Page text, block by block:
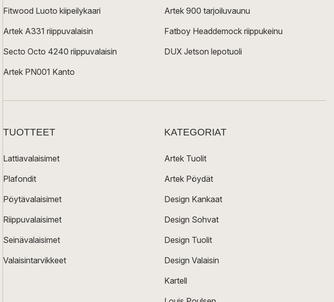
Fitwood Luoto kiipeilykaari
Artek A331 riippuvalaisin
Secto Octo 4240 riippuvalaisin
Artek PN001 Kanto
Artek 900 tarjoiluvaunu
Fatboy Headdemock riippukeinu
DUX Jetson lepotuoli
TUOTTEET
Lattiavalaisimet
Plafondit
Pöytävalaisimet
Riippuvalaisimet
Seinävalaisimet
Valaisintarvikkeet
KATEGORIAT
Artek Tuolit
Artek Pöydät
Design Kankaat
Design Sohvat
Design Tuolit
Design Valaisin
Kartell